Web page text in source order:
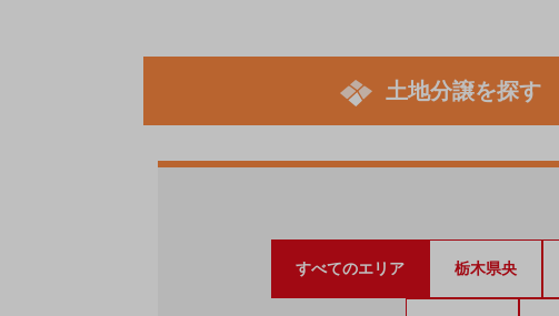
土地分譲を探す
すべてのエリア 栃木県央